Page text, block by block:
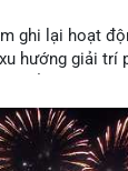
ghi lại hoạt
hướng giải trí
vào tài sản vật
crypto ổn
khi người